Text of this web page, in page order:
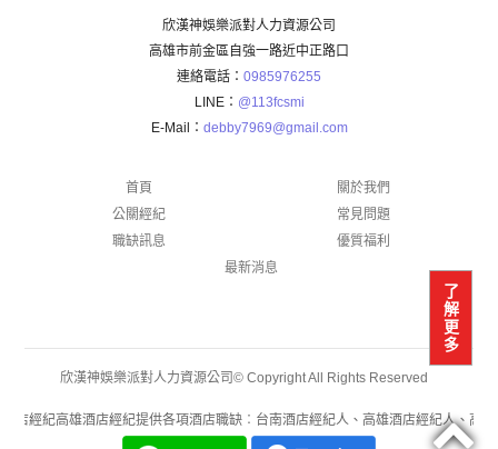
了
解
更
多
欣漢神娛樂派對人力資源公司
高雄市前金區自強一路近中正路口
連絡電話： 0985976255
LINE： @113fcsmi
E-Mail： debby7969@gmail.com
首頁
關於我們
公關經紀
常見問題
職缺訊息
優質福利
最新消息
欣漢神娛樂派對人力資源公司© Copyright All Rights Reserved
店經紀高雄酒店經紀提供各項酒店職缺︰台南酒店經紀人、高雄酒店經紀人、高